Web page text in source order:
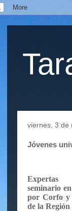
viernes, 3 de
Jóvenes
Expertas
seminario
por Corfo y
de la